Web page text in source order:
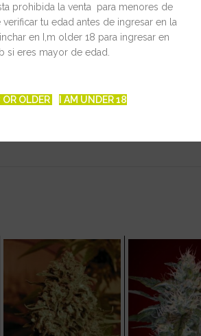
prohibida la venta para menores de
tu edad antes de ingresar en la
en I,m older 18 para ingresar en
si eres mayor de edad.
OR OLDER I AM UNDER 18